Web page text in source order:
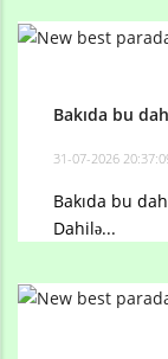
Bakıda bu
31-07-2026
Bakıda bu
Dahilə...